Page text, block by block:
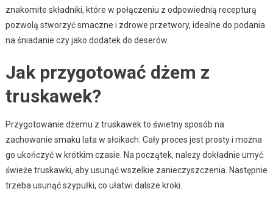
znakomite składniki, które w połączeniu z odpowiednią recepturą
pozwolą stworzyć smaczne i zdrowe przetwory, idealne do podania
na śniadanie czy jako dodatek do deserów.
Jak przygotować dżem z
truskawek?
Przygotowanie dżemu z truskawek to świetny sposób na
zachowanie smaku lata w słoikach. Cały proces jest prosty i można
go ukończyć w krótkim czasie. Na początek, należy dokładnie umyć
świeże truskawki, aby usunąć wszelkie zanieczyszczenia. Następnie
trzeba usunąć szypułki, co ułatwi dalsze kroki.